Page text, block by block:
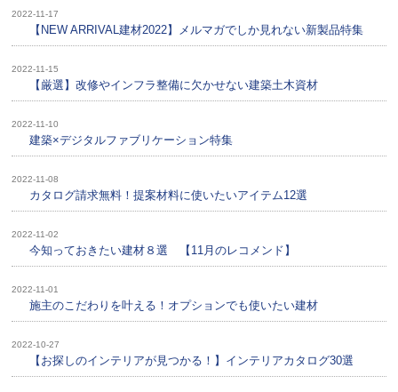
2022-11-17
【NEW ARRIVAL建材2022】メルマガでしか見れない新製品特集
2022-11-15
【厳選】改修やインフラ整備に欠かせない建築土木資材
2022-11-10
建築×デジタルファブリケーション特集
2022-11-08
カタログ請求無料！提案材料に使いたいアイテム12選
2022-11-02
今知っておきたい建材８選 【11月のレコメンド】
2022-11-01
施主のこだわりを叶える！オプションでも使いたい建材
2022-10-27
【お探しのインテリアが見つかる！】インテリアカタログ30選